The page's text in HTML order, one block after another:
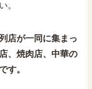
。
店が一同に集まっ
、焼肉店、中華の
す。